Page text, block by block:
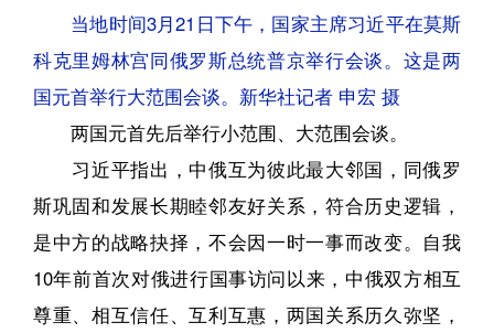
当地时间3月21日下午，国家主席习近平在莫斯
科克里姆林宫同俄罗斯总统普京举行会谈。这是两
国元首举行大范围会谈。新华社记者 申宏 摄
两国元首先后举行小范围、大范围会谈。
习近平指出，中俄互为彼此最大邻国，同俄罗
斯巩固和发展长期睦邻友好关系，符合历史逻辑，
是中方的战略抉择，不会因一时一事而改变。自我
10年前首次对俄进行国事访问以来，中俄双方相互
尊重、相互信任、互利互惠，两国关系历久弥坚，